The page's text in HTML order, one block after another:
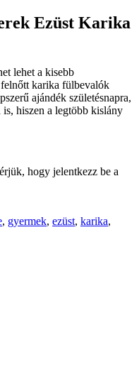
Ezüst Karika
lehet a kisebb
karika fülbevalók
ajándék születésnapra,
hiszen a legtöbb kislány
hogy jelentkezz be a
, gyermek, ezüst, karika,